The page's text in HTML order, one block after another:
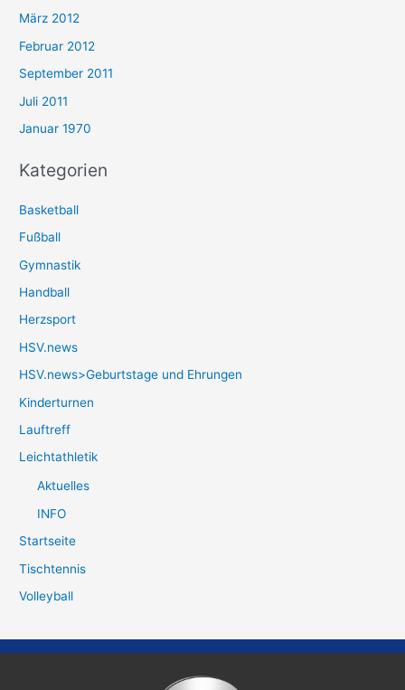
März 2012
Februar 2012
September 2011
Juli 2011
Januar 1970
Kategorien
Basketball
Fußball
Gymnastik
Handball
Herzsport
HSV.news
HSV.news>Geburtstage und Ehrungen
Kinderturnen
Lauftreff
Leichtathletik
Aktuelles
INFO
Startseite
Tischtennis
Volleyball